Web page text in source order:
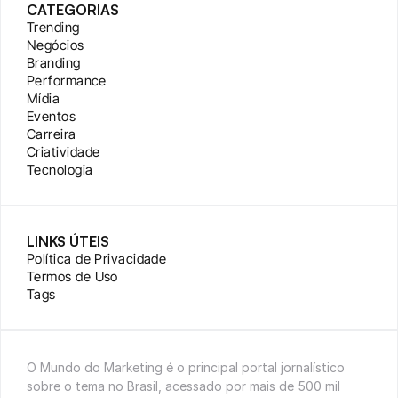
CATEGORIAS
Trending
Negócios
Branding
Performance
Mídia
Eventos
Carreira
Criatividade
Tecnologia
LINKS ÚTEIS
Política de Privacidade
Termos de Uso
Tags
O Mundo do Marketing é o principal portal jornalístico
sobre o tema no Brasil, acessado por mais de 500 mil